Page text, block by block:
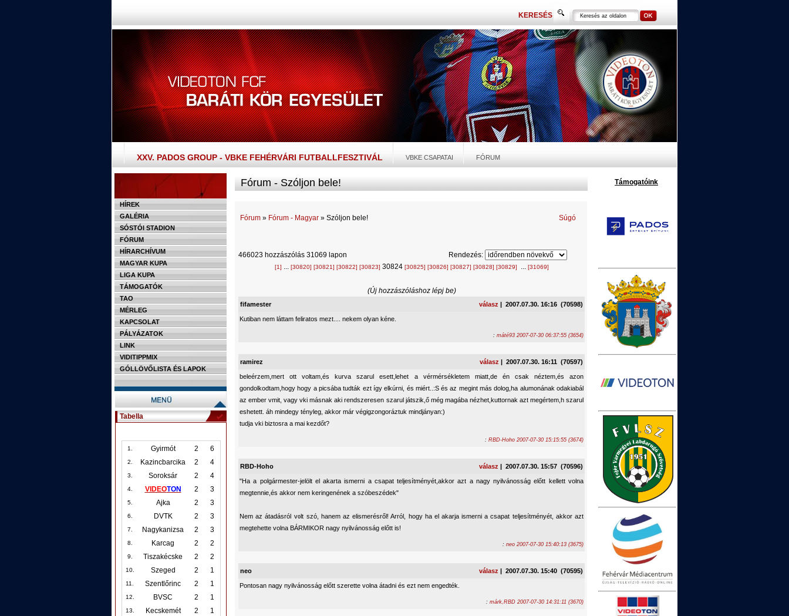
KERESÉS
XXV. PADOS GROUP - VBKE FEHÉRVÁRI FUTBALLFESZTIVÁL VBKE CSAPATAI FÓRUM
HÍREK
GALÉRIA
SÓSTÓI STADION
FÓRUM
HÍRARCHÍVUM
MAGYAR KUPA
LIGA KUPA
TÁMOGATÓK
TAO
MÉRLEG
KAPCSOLAT
PÁLYÁZATOK
LINK
VIDITIPPMIX
GÓLLÖVŐLISTA ÉS LAPOK
Tabella
1. Gyirmót 2 6
2. Kazincbarcika 2 4
3. Soroksár 2 4
4. VIDEOTON 2 3
5. Ajka 2 3
6. DVTK 2 3
7. Nagykanizsa 2 3
8. Karcag 2 2
9. Tiszakécske 2 2
10. Szeged 2 1
11. Szentlőrinc 2 1
12. BVSC 2 1
13. Kecskemét 2 1
Fórum - Szóljon bele!
Fórum » Fórum - Magyar » Szóljon bele! Súgó
466023 hozzászólás 31069 lapon Rendezés:
[1] ... [30820] [30821] [30822] [30823] 30824 [30825] [30826] [30827] [30828] [30829] ... [31069]
(Új hozzászóláshoz lépj be)
fifamester válasz | 2007.07.30. 16:16 (70598)
Kutiban nem láttam feliratos mezt.... nekem olyan kéne.
: máté93 2007-07-30 06:37:55 (3654)
ramirez válasz | 2007.07.30. 16:11 (70597)
beleérzem,mert ott voltam,és kurva szarul esett,lehet a vérmérsékletem miatt,de én csak néztem,és azon
gondolkodtam,hogy hogy a picsába tudták ezt így elkúrni, és miért..:S és az megint más dolog,ha alumonának odakiabál
az ember vmit, vagy vki másnak aki rendszeresen szarul játszik,ő még magába nézhet,kuttornak azt megértem,h szarul
eshetett. áh mindegy tényleg, akkor már végigzongoráztuk mindjányan:)
tudja vki biztosra a mai kezdőt?
: RBD-Hoho 2007-07-30 15:15:55 (3674)
RBD-Hoho válasz | 2007.07.30. 15:57 (70596)
"Ha a polgármester-jelölt el akarta ismerni a csapat teljesítményét,akkor azt a nagy nyilvánosság előtt kellett volna
megtennie,és akkor nem keringenének a szóbeszédek"
Nem az átadásról volt szó, hanem az elismerésről! Arról, hogy ha el akarja ismerni a csapat teljesítményét, akkor azt
megtehette volna BÁRMIKOR nagy nyilvánosság előtt is!
: neo 2007-07-30 15:40:13 (3675)
neo válasz | 2007.07.30. 15:40 (70595)
Pontosan nagy nyilvánosság előtt szerette volna átadni és ezt nem engedték.
: márk,RBD 2007-07-30 14:31:11 (3670)
Támogatóink